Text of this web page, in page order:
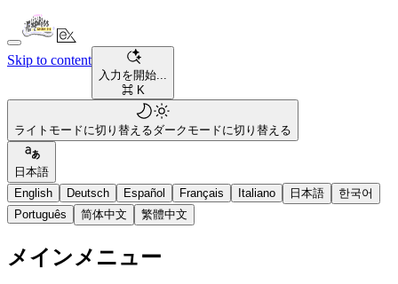
Skip to content
入力を開始...
⌘ K
ライトモードに切り替えるダークモードに切り替える
日本語
English
Deutsch Español Français Italiano 日本語
한국어
Português
简体中文 繁體中文
メインメニュー